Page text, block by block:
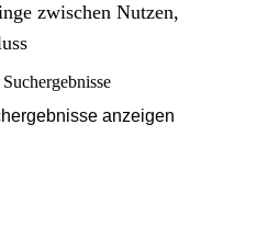
zwischen Nutzen,
anzeigen